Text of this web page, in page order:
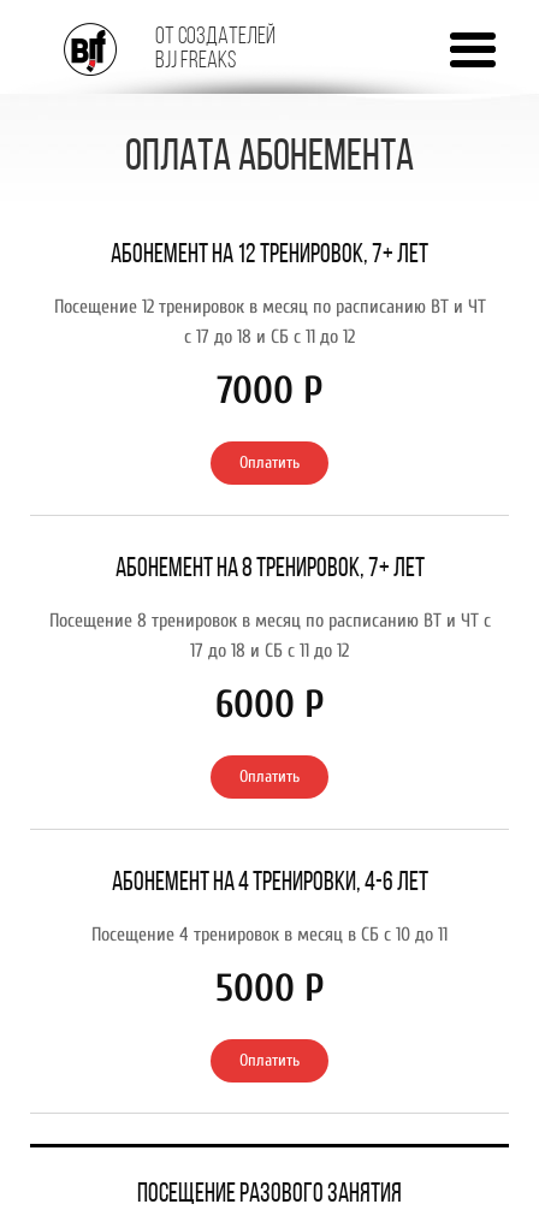
От создателей
BJJ FREAKS
оплата абонемента
Абонемент на 12 тренировок, 7+ лет
Посещение 12 тренировок в месяц по расписанию ВТ и ЧТ
с 17 до 18 и СБ с 11 до 12
7000 Р
Оплатить
Абонемент на 8 тренировок, 7+ лет
Посещение 8 тренировок в месяц по расписанию ВТ и ЧТ с
17 до 18 и СБ с 11 до 12
6000 Р
Оплатить
Абонемент на 4 тренировки, 4-6 лет
Посещение 4 тренировок в месяц в СБ с 10 до 11
5000 Р
Оплатить
Посещение разового занятия